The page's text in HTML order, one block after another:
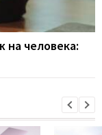
человека: